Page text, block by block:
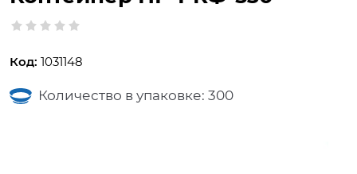
Код: 1031148
Количество в упаковке: 300